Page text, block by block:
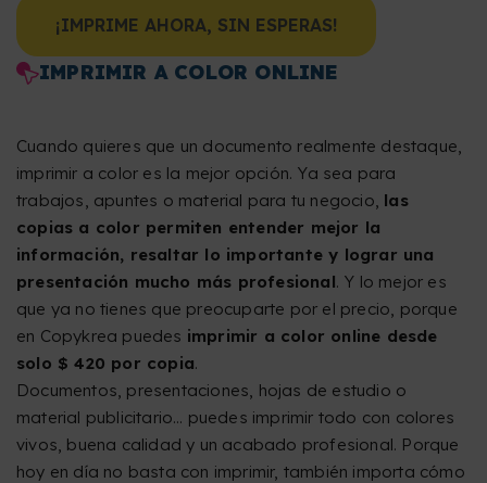
¡IMPRIME AHORA, SIN ESPERAS!
IMPRIMIR A COLOR ONLINE
Cuando quieres que un documento realmente destaque,
imprimir a color es la mejor opción. Ya sea para
trabajos, apuntes o material para tu negocio, las
copias a color permiten entender mejor la
información, resaltar lo importante y lograr una
presentación mucho más profesional. Y lo mejor es
que ya no tienes que preocuparte por el precio, porque
en Copykrea puedes imprimir a color online desde
solo $ 420 por copia.
Documentos, presentaciones, hojas de estudio o
material publicitario… puedes imprimir todo con colores
vivos, buena calidad y un acabado profesional. Porque
hoy en día no basta con imprimir, también importa cómo